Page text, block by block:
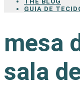
GUIA DE
mesa
sala